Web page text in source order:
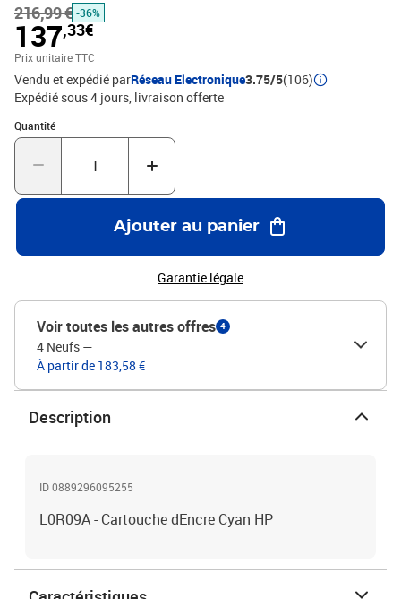
216,99 € -36%
137,33€
Prix unitaire TTC
Vendu et expédié parRéseau Electronique3.75/5(106)
Expédié sous 4 jours livraison offerte
Quantité
Quantité : 1
Ajouter au panier
Garantie légale
Voir toutes les autres offres 4
4 Neufs —
À partir de 183,58 €
Description
ID 0889296095255
L0R09A - Cartouche dEncre Cyan HP